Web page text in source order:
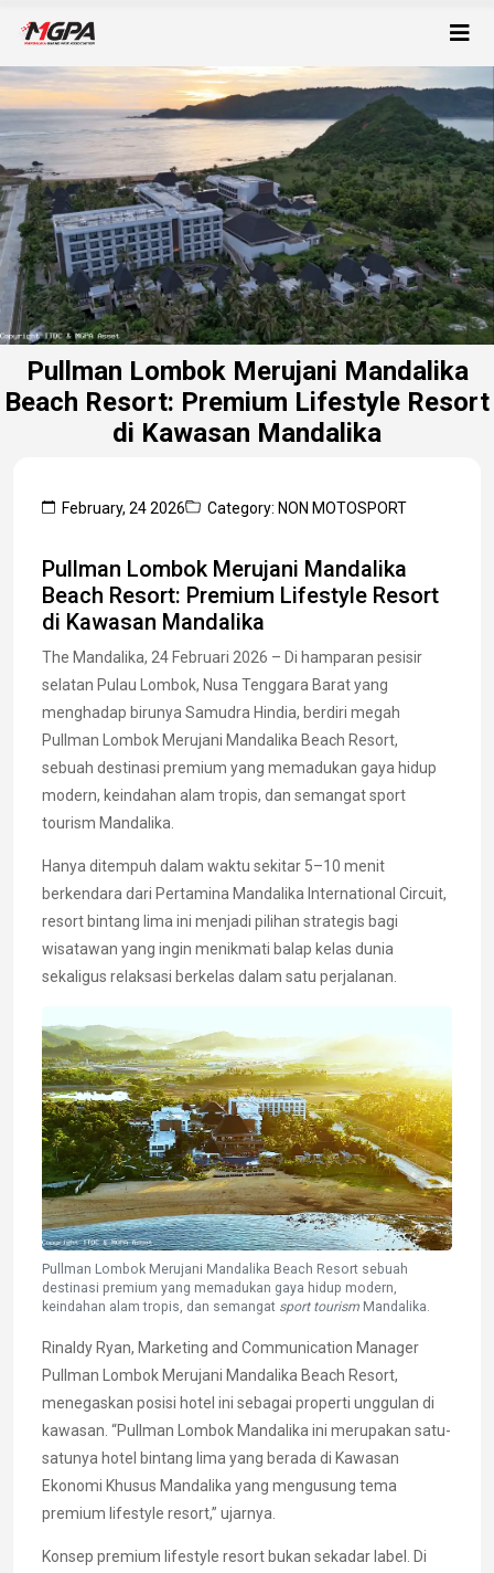
Pullman Lombok Merujani Mandalika
Beach Resort: Premium Lifestyle Resort
di Kawasan Mandalika
February, 24 2026 Category: NON MOTOSPORT
Pullman Lombok Merujani Mandalika
Beach Resort: Premium Lifestyle Resort
di Kawasan Mandalika
The Mandalika, 24 Februari 2026 – Di hamparan pesisir
selatan Pulau Lombok, Nusa Tenggara Barat yang
menghadap birunya Samudra Hindia, berdiri megah
Pullman Lombok Merujani Mandalika Beach Resort,
sebuah destinasi premium yang memadukan gaya hidup
modern, keindahan alam tropis, dan semangat sport
tourism Mandalika.
Hanya ditempuh dalam waktu sekitar 5–10 menit
berkendara dari Pertamina Mandalika International Circuit,
resort bintang lima ini menjadi pilihan strategis bagi
wisatawan yang ingin menikmati balap kelas dunia
sekaligus relaksasi berkelas dalam satu perjalanan.
Pullman Lombok Merujani Mandalika Beach Resort sebuah
destinasi premium yang memadukan gaya hidup modern,
keindahan alam tropis, dan semangat sport tourism Mandalika.
Rinaldy Ryan, Marketing and Communication Manager
Pullman Lombok Merujani Mandalika Beach Resort,
menegaskan posisi hotel ini sebagai properti unggulan di
kawasan. “Pullman Lombok Mandalika ini merupakan satu-
satunya hotel bintang lima yang berada di Kawasan
Ekonomi Khusus Mandalika yang mengusung tema
premium lifestyle resort,” ujarnya.
Konsep premium lifestyle resort bukan sekadar label. Di